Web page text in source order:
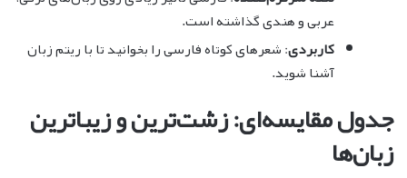
عربی و هندی گذاشته است.
کاربردی: شعرهای کوتاه فارسی را بخوانید تا با ریتم زبان
آشنا شوید.
جدول مقایسه‌ای: زشت‌ترین و زیباترین
زبان‌ها